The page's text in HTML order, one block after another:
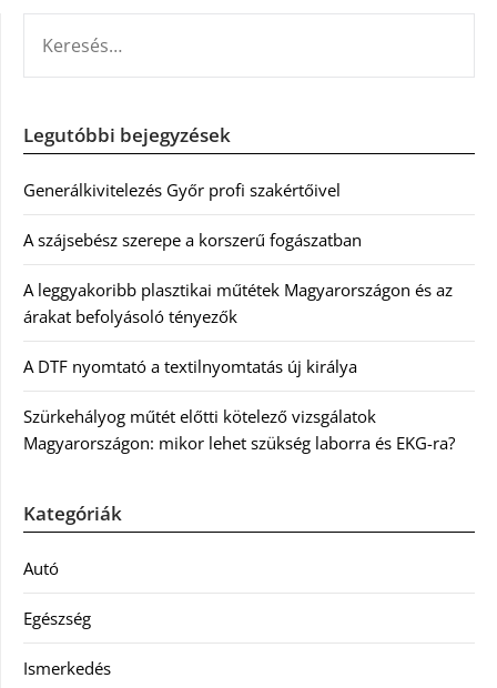
Legutóbbi bejegyzések
Generálkivitelezés Győr profi szakértőivel
A szájsebész szerepe a korszerű fogászatban
A leggyakoribb plasztikai műtétek Magyarországon és az
árakat befolyásoló tényezők
A DTF nyomtató a textilnyomtatás új királya
Szürkehályog műtét előtti kötelező vizsgálatok
Magyarországon: mikor lehet szükség laborra és EKG-ra?
Kategóriák
Autó
Egészség
Ismerkedés